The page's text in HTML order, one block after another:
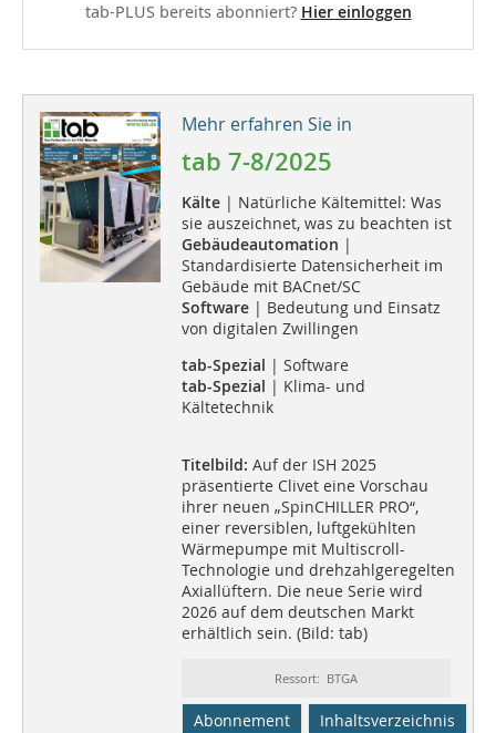
tab-PLUS bereits abonniert? Hier einloggen
Mehr erfahren Sie in
tab 7-8/2025
Kälte | Natürliche Kältemittel: Was
sie auszeichnet, was zu beachten ist
Gebäudeautomation |
Standardisierte Datensicherheit im
Gebäude mit BACnet/SC
Software| Bedeutung und Einsatz
von digitalen Zwillingen
tab-Spezial | Software
tab-Spezial | Klima- und
Kältetechnik
Titelbild: Auf der ISH 2025
präsentierte Clivet eine Vorschau
ihrer neuen „SpinCHILLER PRO“,
einer reversiblen, luftgekühlten
Wärmepumpe mit Multiscroll-
Technologie und drehzahlgeregelten
Axiallüftern. Die neue Serie wird
2026 auf dem deutschen Markt
erhältlich sein. (Bild: tab)
Ressort: BTGA
Abonnement Inhaltsverzeichnis